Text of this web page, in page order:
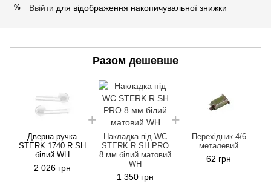
% Ввійти для відображення накопичувальної знижки
Разом дешевше
Дверна ручка
STERK 1740 R SH
білий WH
2 026 грн
Накладка під WC
STERK R SH PRO
8 мм білий матовий
WH
1 350 грн
Перехідник 4/6
металевий
62 грн